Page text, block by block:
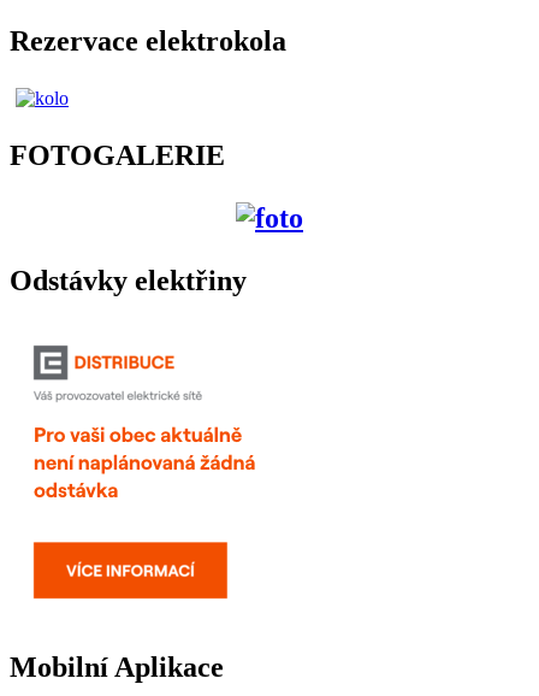
Rezervace elektrokola
FOTOGALERIE
Odstávky elektřiny
Mobilní Aplikace